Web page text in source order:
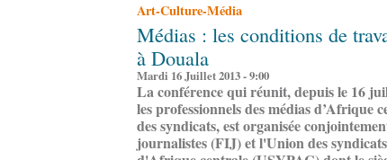
Art-Culture-Média
Médias : les conditions de
à Douala
Mardi 16 Juillet 2013 - 9:00
La conférence qui réunit, depuis le 16
les professionnels des médias d’Afrique
des syndicats, est organisée
journalistes (FIJ) et l'Union des